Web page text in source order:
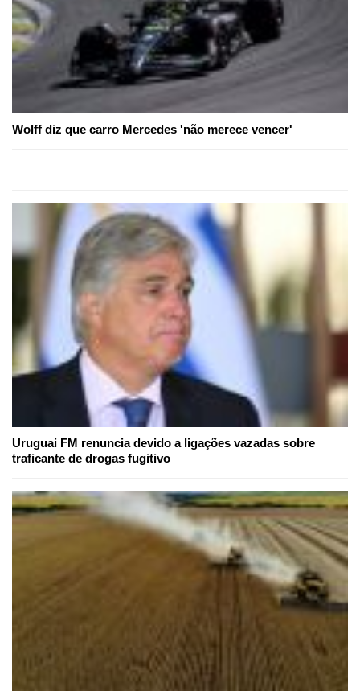
Wolff diz que carro Mercedes 'não merece vencer'
Uruguai FM renuncia devido a ligações vazadas sobre
traficante de drogas fugitivo